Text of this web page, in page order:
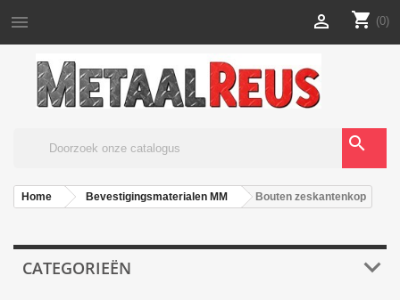
 shopping_cart (0)

search
Home Bevestigingsmaterialen MM Bouten zeskantenkop
CATEGORIEËN 